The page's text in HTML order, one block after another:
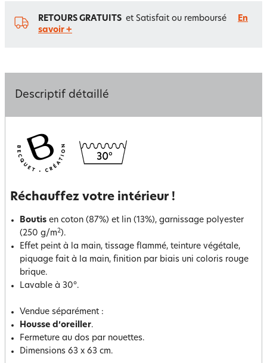
RETOURS GRATUITS et Satisfait ou remboursé
En
savoir +
Descriptif détaillé
Réchauffez votre intérieur !
Boutis en coton (87%) et lin (13%), garnissage polyester
(250 g/m2).
Effet peint à la main, tissage flammé, teinture végétale,
piquage fait à la main, finition par biais uni coloris rouge
brique.
Lavable à 30°.
Vendue séparément :
Housse d’oreiller.
Fermeture au dos par nouettes.
Dimensions 63 x 63 cm.